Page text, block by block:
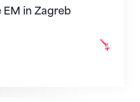
EM in Zagreb